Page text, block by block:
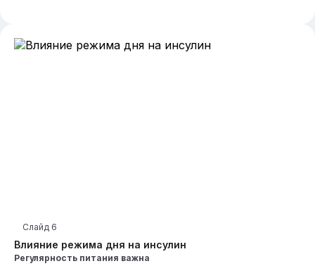
Влияние режима дня на инсулин
Слайд 6
Регулярность питания важна